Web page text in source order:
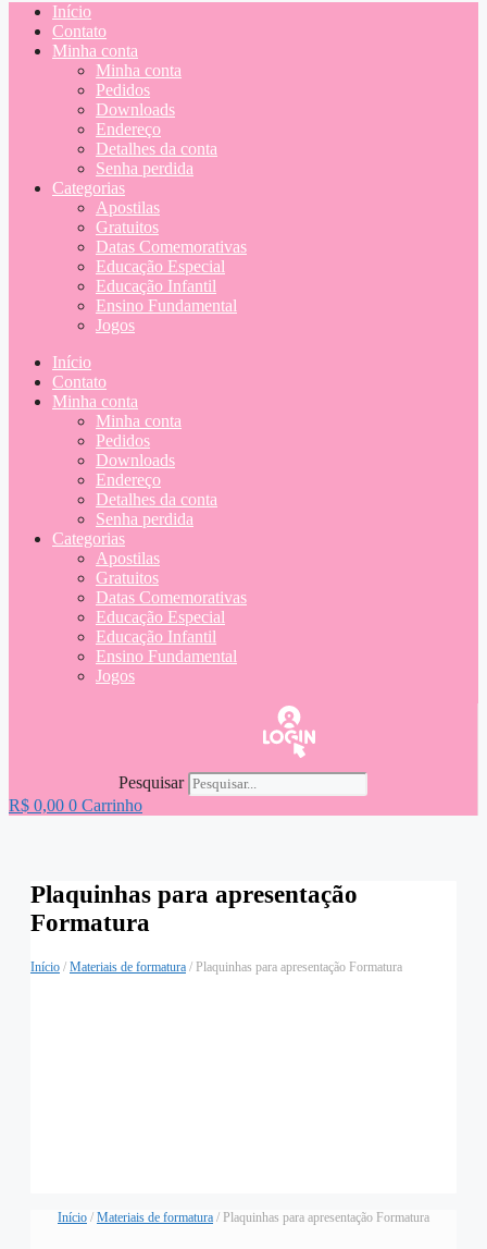
Início
Contato
Minha conta
Minha conta
Pedidos
Downloads
Endereço
Detalhes da conta
Senha perdida
Categorias
Apostilas
Gratuitos
Datas Comemorativas
Educação Especial
Educação Infantil
Ensino Fundamental
Jogos
Início
Contato
Minha conta
Minha conta
Pedidos
Downloads
Endereço
Detalhes da conta
Senha perdida
Categorias
Apostilas
Gratuitos
Datas Comemorativas
Educação Especial
Educação Infantil
Ensino Fundamental
Jogos
Pesquisar
R$ 0,00 0 Carrinho
Plaquinhas para apresentação
Formatura
Início / Materiais de formatura / Plaquinhas para apresentação Formatura
Início / Materiais de formatura / Plaquinhas para apresentação Formatura